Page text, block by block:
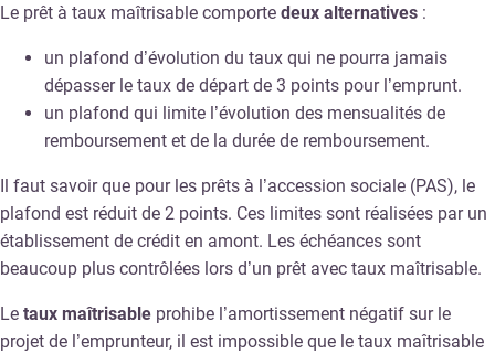
Le prêt à taux maîtrisable comporte deux alternatives :
un plafond d’évolution du taux qui ne pourra jamais
dépasser le taux de départ de 3 points pour l’emprunt.
un plafond qui limite l’évolution des mensualités de
remboursement et de la durée de remboursement.
Il faut savoir que pour les prêts à l’accession sociale (PAS), le
plafond est réduit de 2 points. Ces limites sont réalisées par un
établissement de crédit en amont. Les échéances sont
beaucoup plus contrôlées lors d’un prêt avec taux maîtrisable.
Le taux maîtrisable prohibe l’amortissement négatif sur le
projet de l’emprunteur, il est impossible que le taux maîtrisable